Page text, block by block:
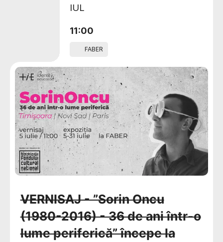
IUL
11:00
FABER
VERNISAJ - ”Sorin Oncu
(1980-2016) - 36 de ani într-o
lume periferică” începe la